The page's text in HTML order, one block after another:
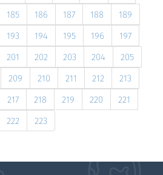
185 186 187 188
189
193 194 195 196
197
201 202 203 204
205
209 210 211 212
213
217 218 219 220
221
222
223